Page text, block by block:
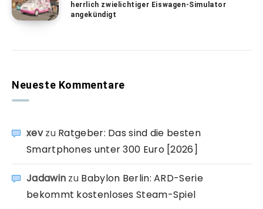
herrlich zwielichtiger Eiswagen-Simulator
angekündigt
Neueste Kommentare
xevzu Ratgeber: Das sind die besten
Smartphones unter 300 Euro [2026]
Jadawin zu Babylon Berlin: ARD-Serie
bekommt kostenloses Steam-Spiel